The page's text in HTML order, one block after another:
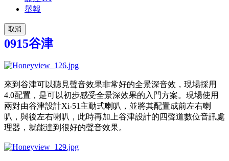
舉報
取消
0915谷津
來到谷津可以聽見聲音效果非常好的全景深音效，現場採用
4.0配置，是可以初步感受全景深效果的入門方案。現場使用
兩對由谷津設計Xi-51主動式喇叭，並將其配置成前左右喇
叭，與後左右喇叭，此時再加上谷津設計的四聲道數位音訊處
理器，就能達到很好的聲音效果。